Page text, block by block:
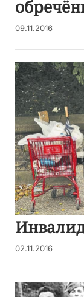
09.11.2016
02.11.2016